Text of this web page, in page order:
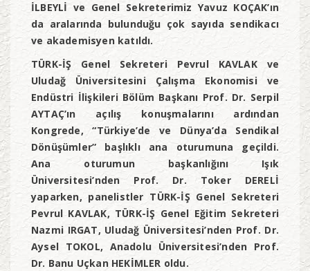
İLBEYLİ ve Genel Sekreterimiz Yavuz KOÇAK’ın
da aralarında bulunduğu çok sayıda sendikacı
ve akademisyen katıldı.
TÜRK-İŞ Genel Sekreteri Pevrul KAVLAK ve
Uludağ Üniversitesini Çalışma Ekonomisi ve
Endüstri İlişkileri Bölüm Başkanı Prof. Dr. Serpil
AYTAÇ’ın açılış konuşmalarını ardından
Kongrede, “Türkiye’de ve Dünya’da Sendikal
Dönüşümler” başlıklı ana oturumuna geçildi.
Ana oturumun başkanlığını Işık
Üniversitesi’nden Prof. Dr. Toker DERELİ
yaparken, panelistler TÜRK-İŞ Genel Sekreteri
Pevrul KAVLAK, TÜRK-İŞ Genel Eğitim Sekreteri
Nazmi IRGAT, Uludağ Üniversitesi’nden Prof. Dr.
Aysel TOKOL, Anadolu Üniversitesi’nden Prof.
Dr. Banu Uçkan HEKİMLER oldu.